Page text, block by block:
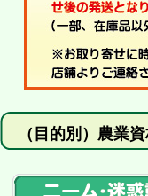
（目的別）